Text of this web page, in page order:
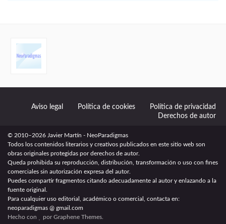
Aviso legal Política de cookies
Política de privacidad
Derechos de autor
© 2010–2026 Javier Martín - NeoParadigmas
Todos los contenidos literarios y creativos publicados en este sitio web son
obras originales protegidas por derechos de autor.
Queda prohibida su reproducción, distribución, transformación o uso con fines
comerciales sin autorización expresa del autor.
Puedes compartir fragmentos citando adecuadamente al autor y enlazando a la
fuente original.
Para cualquier uso editorial, académico o comercial, contacta en:
neoparadigmas @ gmail.com
Hecho con
porGraphene Themes